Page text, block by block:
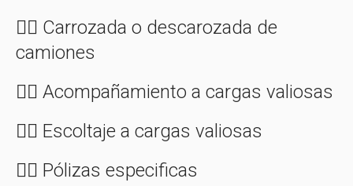
👉🏼 Carrozada o descarozada de
camiones
👉🏼 Acompañamiento a cargas valiosas
👉🏼 Escoltaje a cargas valiosas
👉🏼 Pólizas especificas